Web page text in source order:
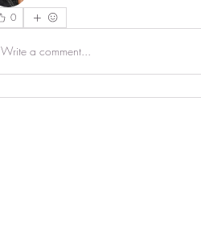
0
Write a comment...